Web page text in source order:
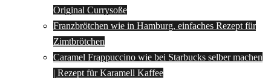
Original Currysoße
Franzbrötchen wie in Hamburg, einfaches Rezept für
Zimtbrötchen
Caramel Frappuccino wie bei Starbucks selber machen
| Rezept für Karamell Kaffee